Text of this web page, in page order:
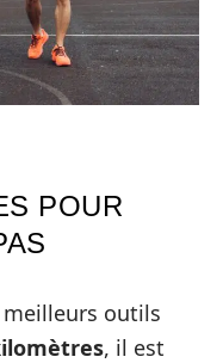
POUR
meilleurs outils
, il est